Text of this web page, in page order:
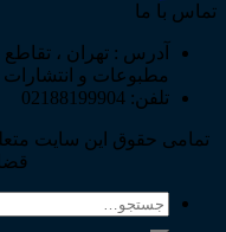
تماس با ما
آدرس : تهران ،
مطبوعات و انتشارات
تلفن: 02188199904
تمامی حقوق این سایت
جستجو